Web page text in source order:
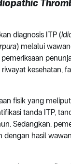
diagnosis ITP (
) melalui
kesehatan,
fisik yang
tanda ITP,
Sedangkan,
dengan hasil